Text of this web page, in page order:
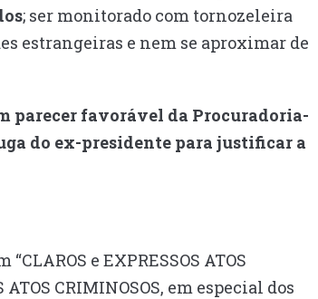
; ser monitorado com tornozeleira
estrangeiras e nem se aproximar de
parecer favorável da Procuradoria-
do ex-presidente para justificar a
e EXPRESSOS ATOS
ATOS CRIMINOSOS, em especial dos